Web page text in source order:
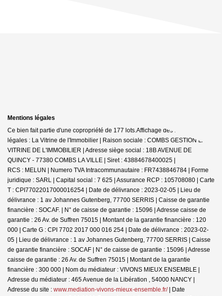
Mentions légales
Ce bien fait partie d'une copropriété de 177 lots.Affichage des informations
légales : La Vitrine de l'Immobilier | Raison sociale : COMBS GESTION LA
VITRINE DE L'IMMOBILIER | Adresse siège social : 18B AVENUE DE
QUINCY - 77380 COMBS LA VILLE | Siret : 43884678400025 |
RCS : MELUN | Numero TVA Intracommunautaire : FR7438846784 | Forme
juridique : SARL | Capital social : 7 625 | Assurance RCP : 105708080 | Carte
T : CPI77022017000016254 | Date de délivrance : 2023-02-05 | Lieu de
délivrance : 1 av Johannes Gutenberg, 77700 SERRIS | Caisse de garantie
financière : SOCAF. | N° de caisse de garantie : 15096 | Adresse caisse de
garantie : 26 Av. de Suffren 75015 | Montant de la garantie financière : 120
000 | Carte G : CPI 7702 2017 000 016 254 | Date de délivrance : 2023-02-
05 | Lieu de délivrance : 1 av Johannes Gutenberg, 77700 SERRIS | Caisse
de garantie financière : SOCAF | N° de caisse de garantie : 15096 | Adresse
caisse de garantie : 26 Av. de Suffren 75015 | Montant de la garantie
financière : 300 000 | Nom du médiateur : VIVONS MIEUX ENSEMBLE |
Adresse du médiateur : 465 Avenue de la Libération , 54000 NANCY |
Adresse du site : www.mediation-vivons-mieux-ensemble.fr/| Date